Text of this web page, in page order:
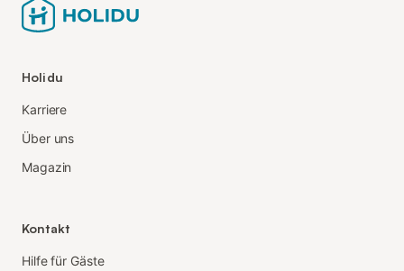
Holidu
Karriere
Über uns
Magazin
Kontakt
Hilfe für Gäste